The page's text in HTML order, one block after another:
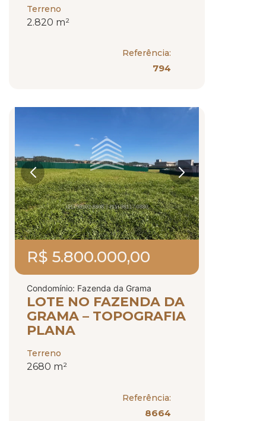
Terreno
2.820 m²
Referência:
794
R$ 5.800.000,00
Condomínio: Fazenda da Grama
LOTE NO FAZENDA DA
GRAMA – TOPOGRAFIA
PLANA
Terreno
2680 m²
Referência:
8664